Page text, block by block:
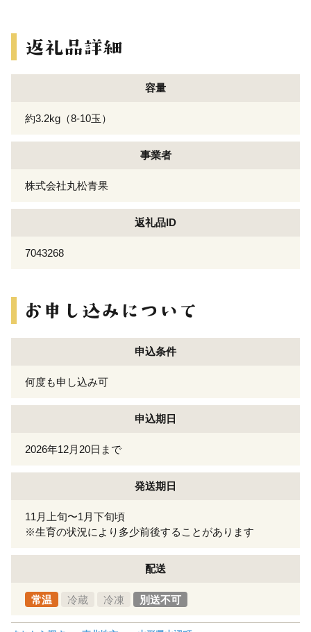
容量
約3.2kg（8-10玉）
事業者
株式会社丸松青果
返礼品ID
7043268
申込条件
何度も申し込み可
申込期日
2026年12月20日まで
発送期日
11月上旬〜1月下旬頃
※生育の状況により多少前後することがあります
配送
常温 冷蔵 冷凍 別送不可